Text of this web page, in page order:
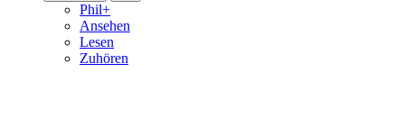
Phil+
Ansehen
Lesen
Zuhören